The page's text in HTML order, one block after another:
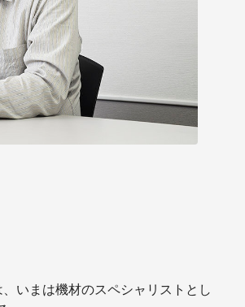
いまは機材のスペシャリストとし